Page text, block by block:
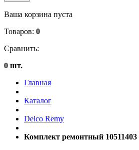
Ваша корзина пуста
Товаров: 0
Сравнить:
0 шт.
Главная
Каталог
Delco Remy
Комплект ремонтный 10511403